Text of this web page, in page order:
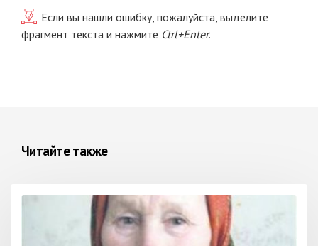
Если вы нашли ошибку, пожалуйста, выделите
фрагмент текста и нажмите Ctrl+Enter.
Читайте также